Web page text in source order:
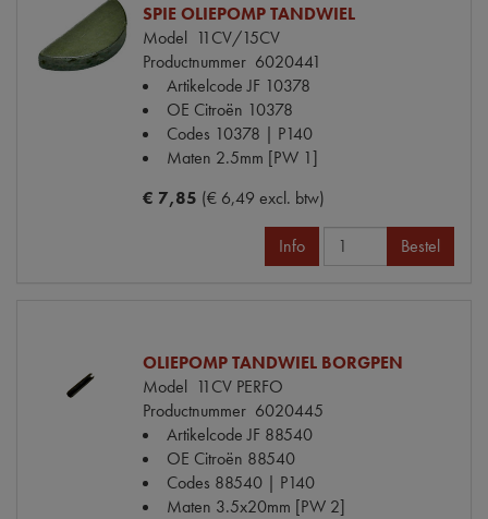
SPIE OLIEPOMP TANDWIEL
Model 11CV/15CV
Productnummer 6020441
Artikelcode JF 10378
OE Citroën 10378
Codes 10378 | P140
Maten 2.5mm [PW 1]
€ 7,85 (€ 6,49 excl. btw)
Info Bestel
OLIEPOMP TANDWIEL BORGPEN
Model 11CV PERFO
Productnummer 6020445
Artikelcode JF 88540
OE Citroën 88540
Codes 88540 | P140
Maten 3.5x20mm [PW 2]